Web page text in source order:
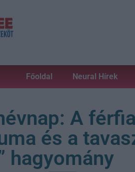
Főoldal Neural Hírek
A
és a
hagyomány